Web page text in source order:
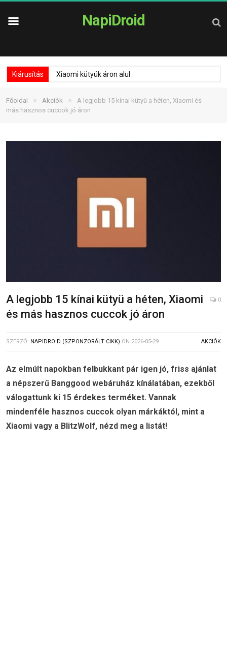
NapiDroid
Kiárusítás Xiaomi kütyük áron alul
Főoldal » Akciók »
A legjobb 15 kínai kütyü a héten, Xiaomi és
más hasznos cuccok jó áron
A legjobb 15 kínai kütyü a héten, Xiaomi
és más hasznos cuccok jó áron
0
SZERZŐ: NAPIDROID (SZPONZORÁLT CIKK) ON 2026-05-29 AKCIÓK
Az elmúlt napokban felbukkant pár igen jó, friss ajánlat
a népszerű Banggood webáruház kínálatában, ezekből
válogattunk ki 15 érdekes terméket. Vannak
mindenféle hasznos cuccok olyan márkáktól, mint a
Xiaomi vagy a BlitzWolf, nézd meg a listát!